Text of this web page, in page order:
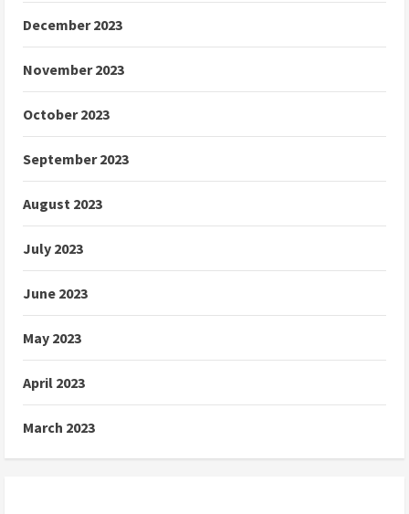
December 2023
November 2023
October 2023
September 2023
August 2023
July 2023
June 2023
May 2023
April 2023
March 2023